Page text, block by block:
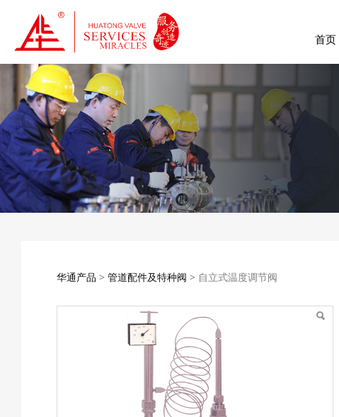
首页
华通产品 > 管道配件及特种阀 > 自立式温度调节阀